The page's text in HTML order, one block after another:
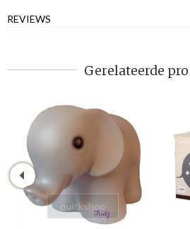
REVIEWS
Gerelateerde
quickshop